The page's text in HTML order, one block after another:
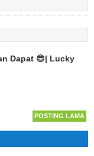
Dapat 😎| Lucky
POSTING LAMA